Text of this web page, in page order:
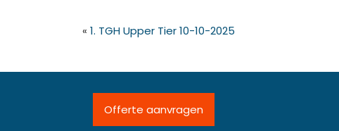
« 1. TGH Upper Tier 10-10-2025
Offerte aanvragen